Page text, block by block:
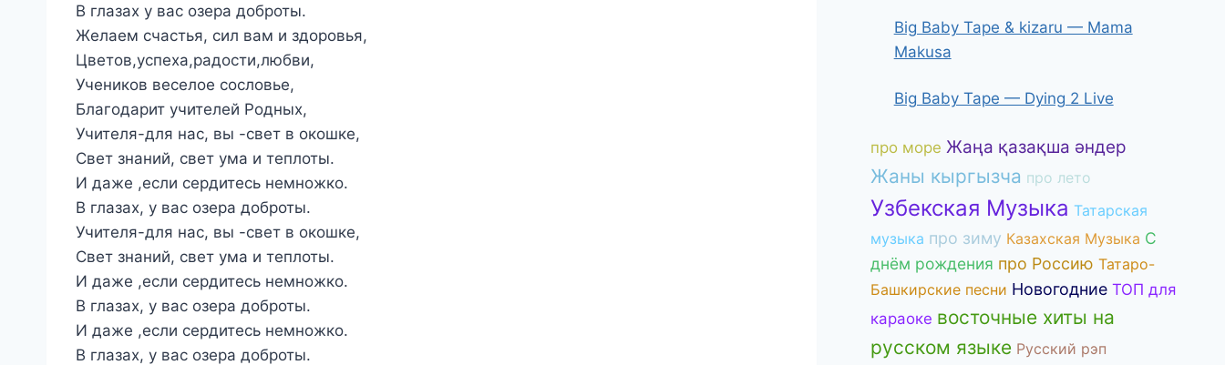
В глазах у вас озера доброты.
Желаем счастья, сил вам и здоровья,
Цветов,успеха,радости,любви,
Учеников веселое сословье,
Благодарит учителей Родных,
Учителя-для нас, вы -свет в окошке,
Свет знаний, свет ума и теплоты.
И даже ,если сердитесь немножко.
В глазах, у вас озера доброты.
Учителя-для нас, вы -свет в окошке,
Свет знаний, свет ума и теплоты.
И даже ,если сердитесь немножко.
В глазах, у вас озера доброты.
И даже ,если сердитесь немножко.
В глазах, у вас озера доброты.
Big Baby Tape & kizaru — Mama
Makusa
Big Baby Tape — Dying 2 Live
про море Жаңа қазақша әндер
Жаны кыргызча про лето
Узбекская Музыка Татарская
музыка про зиму Казахская Музыка С
днём рождения про Россию Татаро-
Башкирские песни Новогодние ТОП для
караоке восточные хиты на
русском языке Русский рэп